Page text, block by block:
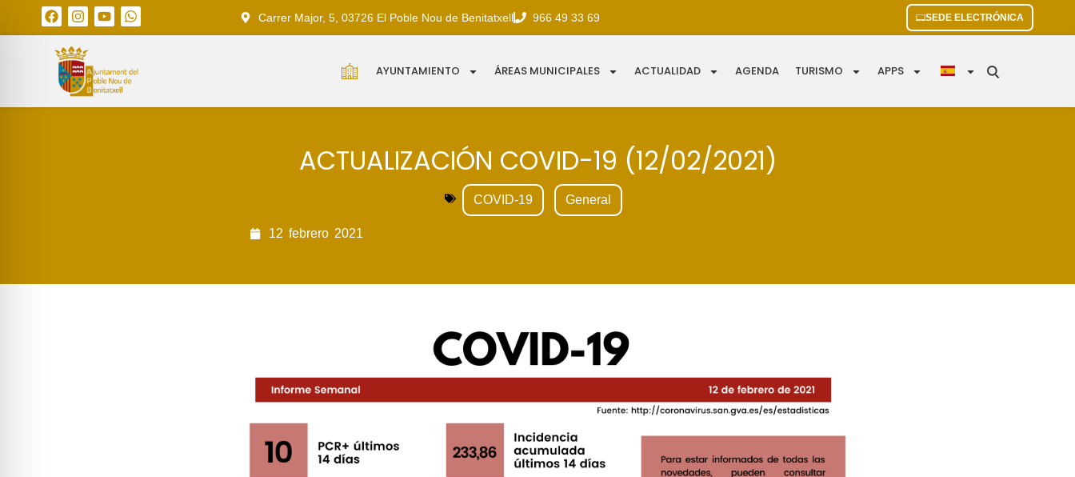
Carrer Major, 5, 03726 El Poble Nou de Benitatxell 966 49 33 69 SEDE ELECTRÓNICA
AYUNTAMIENTO ÁREAS MUNICIPALES ACTUALIDAD AGENDA TURISMO APPS
ACTUALIZACIÓN COVID-19 (12/02/2021)
COVID-19 General
12 febrero 2021